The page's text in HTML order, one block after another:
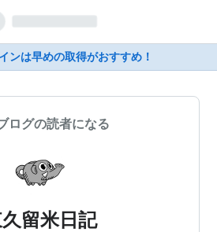
ンは早めの取得がおすすめ！
ログの読者になる
留米日記